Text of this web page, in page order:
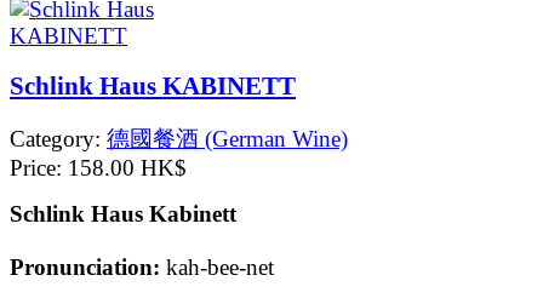
Schlink Haus KABINETT
Category: 德國餐酒 (German Wine)
Price: 158.00 HK$
Schlink Haus Kabinett
Pronunciation: kah-bee-net